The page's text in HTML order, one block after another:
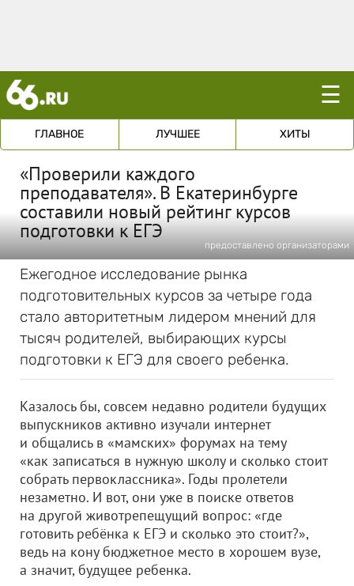
☰
ГЛАВНОЕ ЛУЧШЕЕ ХИТЫ
«Проверили каждого
преподавателя». В Екатеринбурге
составили новый рейтинг курсов
подготовки к ЕГЭ
предоставлено организаторами
Ежегодное исследование рынка
подготовительных курсов за четыре года
стало авторитетным лидером мнений для
тысяч родителей, выбирающих курсы
подготовки к ЕГЭ для своего ребенка.
Казалось бы, совсем недавно родители будущих
выпускников активно изучали интернет
и общались в «мамских» форумах на тему
«как записаться в нужную школу и сколько стоит
собрать первоклассника». Годы пролетели
незаметно. И вот, они уже в поиске ответов
на другой животрепещущий вопрос: «где
готовить ребёнка к ЕГЭ и сколько это стоит?»,
ведь на кону бюджетное место в хорошем вузе,
а значит, будущее ребенка.